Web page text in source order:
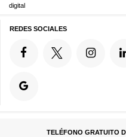
digital
REDES SOCIALES
TELÉFONO GRATUITO